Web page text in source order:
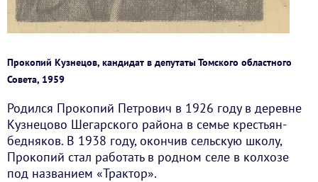
Прокопий Кузнецов, кандидат в депутаты Томского областного
Совета, 1959
Родился Прокопий Петрович в 1926 году в деревне
Кузнецово Шегарского района в семье крестьян-
бедняков. В 1938 году, окончив сельскую школу,
Прокопий стал работать в родном селе в колхозе
под названием «Трактор».